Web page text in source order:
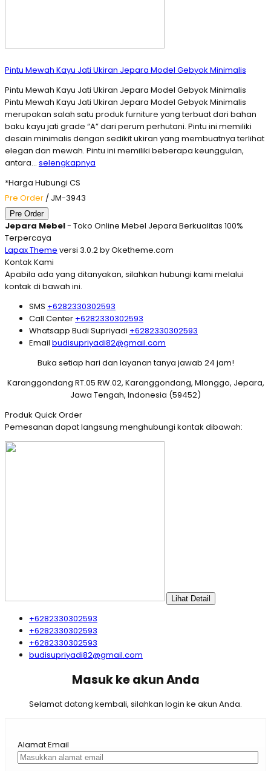
Pintu Mewah Kayu Jati Ukiran Jepara Model Gebyok Minimalis
Pintu Mewah Kayu Jati Ukiran Jepara Model Gebyok Minimalis
Pintu Mewah Kayu Jati Ukiran Jepara Model Gebyok Minimalis
merupakan salah satu produk furniture yang terbuat dari bahan
baku kayu jati grade “A” dari perum perhutani. Pintu ini memiliki
desain minimalis dengan sedikit ukiran yang membuatnya terlihat
elegan dan mewah. Pintu ini memiliki beberapa keunggulan,
antara… selengkapnya
*Harga Hubungi CS
Pre Order / JM-3943
Pre Order
Jepara Mebel- Toko Online Mebel Jepara Berkualitas 100%
Terpercaya
Lapax Theme versi 3.0.2 by Oketheme.com
Kontak Kami
Apabila ada yang ditanyakan, silahkan hubungi kami melalui
kontak di bawah ini.
SMS +6282330302593
Call Center +6282330302593
Whatsapp Budi Supriyadi +6282330302593
Email budisupriyadi82@gmail.com
Buka setiap hari dan layanan tanya jawab 24 jam!
Karanggondang RT.05 RW.02, Karanggondang, Mlonggo, Jepara,
Jawa Tengah, Indonesia (59452)
Produk Quick Order
Pemesanan dapat langsung menghubungi kontak dibawah:
Lihat Detail
+6282330302593
+6282330302593
+6282330302593
budisupriyadi82@gmail.com
Masuk ke akun Anda
Selamat datang kembali, silahkan login ke akun Anda.
Alamat Email